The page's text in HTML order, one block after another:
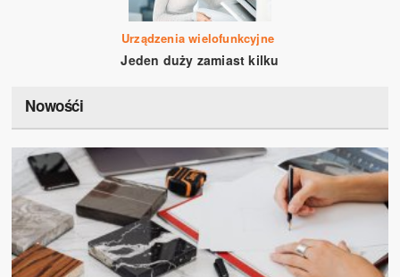
Urządzenia wielofunkcyjne
Jeden duży zamiast kilku
Nowośći